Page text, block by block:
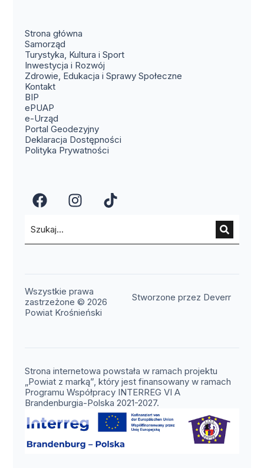
Strona główna
Samorząd
Turystyka, Kultura i Sport
Inwestycja i Rozwój
Zdrowie, Edukacja i Sprawy Społeczne
Kontakt(otwiera się w nowym oknie)
BIP
ePUAP
e-Urząd
Portal Geodezyjny(otwiera się w nowym oknie)
Deklaracja Dostępności
Polityka Prywatności
(otwiera się w nowym oknie)
(otwiera się w nowym
(otwiera się w
Wszystkie prawa
zastrzeżone © 2026
Powiat Krośnieński
Stworzone przez Deverr
Strona internetowa powstała w ramach projektu
„Powiat z marką”, który jest finansowany w ramach
Programu Współpracy INTERREG VI A
Brandenburgia-Polska 2021-2027.